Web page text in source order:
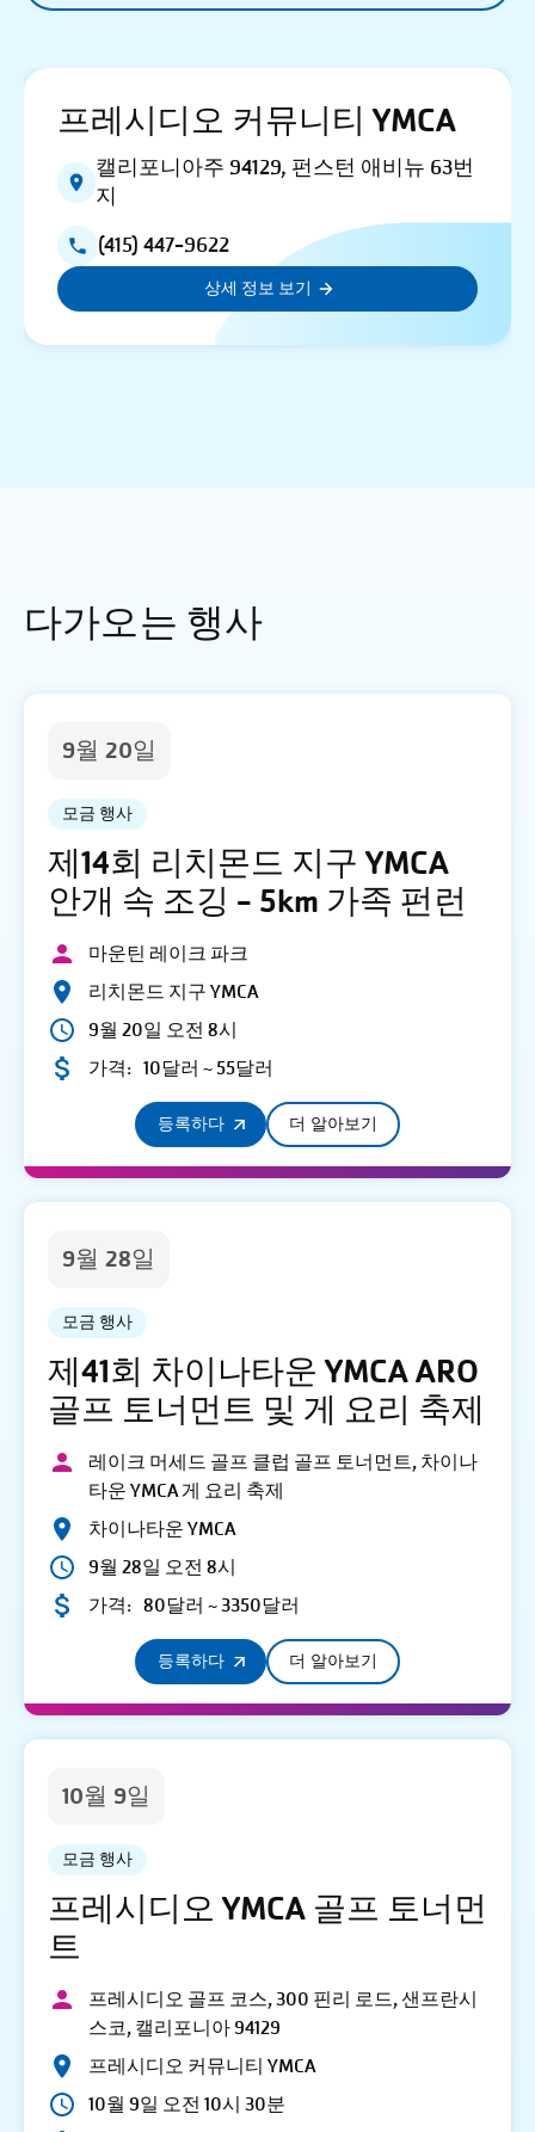
프레시디오 커뮤니티 YMCA
캘리포니아주 94129, 펀스턴 애비뉴 63번
지
(415) 447-9622
상세 정보 보기
다가오는 행사
9월 20일
모금 행사
제14회 리치몬드 지구 YMCA
안개 속 조깅 - 5km 가족 펀런
마운틴 레이크 파크
리치몬드 지구 YMCA
9월 20일 오전 8시
가격: 10달러 ~ 55달러
등록하다 더 알아보기
9월 28일
모금 행사
제41회 차이나타운 YMCA ARO
골프 토너먼트 및 게 요리 축제
레이크 머세드 골프 클럽 골프 토너먼트, 차이나
타운 YMCA 게 요리 축제
차이나타운 YMCA
9월 28일 오전 8시
가격: 80달러 ~ 3350달러
등록하다 더 알아보기
10월 9일
모금 행사
프레시디오 YMCA 골프 토너먼
트
프레시디오 골프 코스, 300 핀리 로드, 샌프란시
스코, 캘리포니아 94129
프레시디오 커뮤니티 YMCA
10월 9일 오전 10시 30분